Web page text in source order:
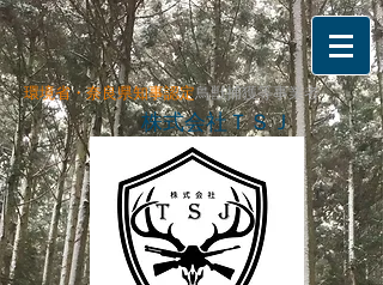
環境省・奈良県知事認定鳥獣捕獲等事業者
株式会社ＴＳＪ